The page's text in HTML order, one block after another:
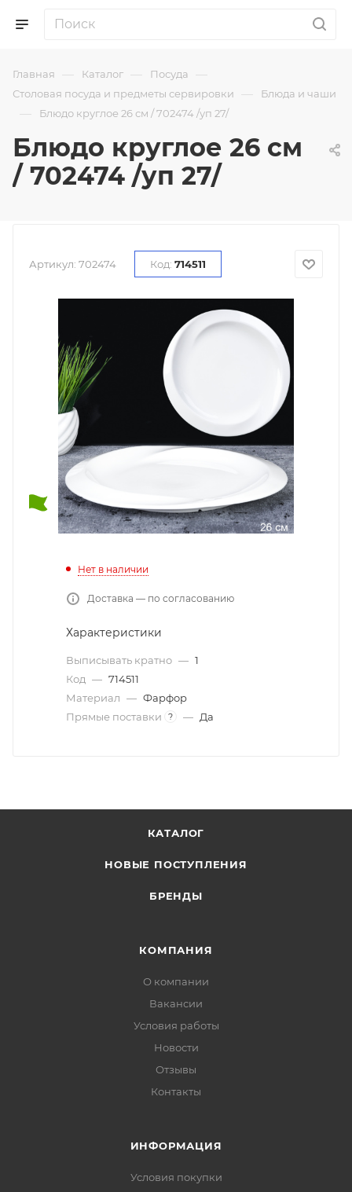
Главная — Каталог — Посуда —
Столовая посуда и предметы сервировки — Блюда и чаши
— Блюдо круглое 26 см / 702474 /уп 27/
Блюдо круглое 26 см
/ 702474 /уп 27/
Артикул: 702474 Код: 714511
Нет в наличии
Доставка — по согласованию
Характеристики
Выписывать кратно — 1
Код — 714511
Материал — Фарфор
Прямые поставки
? — Да
КАТАЛОГ
НОВЫЕ ПОСТУПЛЕНИЯ
БРЕНДЫ
КОМПАНИЯ
О компании
Вакансии
Условия работы
Новости
Отзывы
Контакты
ИНФОРМАЦИЯ
Условия покупки